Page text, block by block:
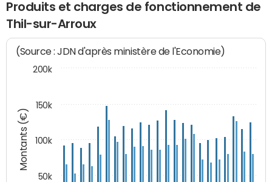
Produits et charges de fonctionnement de
Thil-sur-Arroux
Montants (€)
(Source : JDN d'après ministère de l'Economie)
50k
100k
150k
200k